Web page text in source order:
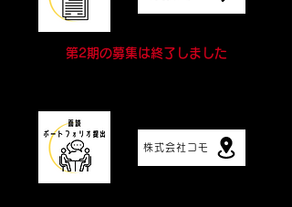
第2期の募集は終了しました
株式会社コモ